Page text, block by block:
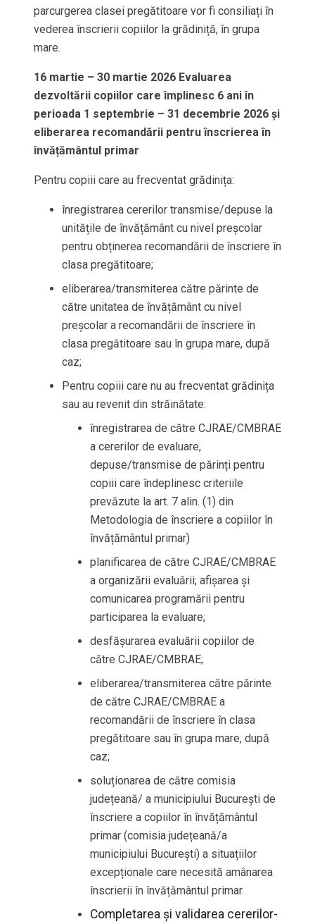
parcurgerea clasei pregătitoare vor fi consiliați în
vederea înscrierii copiilor la grădiniță, în grupa
mare.
16 martie – 30 martie 2026 Evaluarea
dezvoltării copiilor care împlinesc 6 ani în
perioada 1 septembrie – 31 decembrie 2026 și
eliberarea recomandării pentru înscrierea în
învățământul primar
Pentru copiii care au frecventat grădinița:
înregistrarea cererilor transmise/depuse la
unitățile de învățământ cu nivel preșcolar
pentru obținerea recomandării de înscriere în
clasa pregătitoare;
eliberarea/transmiterea către părinte de
către unitatea de învățământ cu nivel
preșcolar a recomandării de înscriere în
clasa pregătitoare sau în grupa mare, după
caz;
Pentru copiii care nu au frecventat grădinița
sau au revenit din străinătate:
înregistrarea de către CJRAE/CMBRAE
a cererilor de evaluare,
depuse/transmise de părinți pentru
copiii care îndeplinesc criteriile
prevăzute la art. 7 alin. (1) din
Metodologia de înscriere a copiilor în
învățământul primar)
planificarea de către CJRAE/CMBRAE
a organizării evaluării; afișarea și
comunicarea programării pentru
participarea la evaluare;
desfășurarea evaluării copiilor de
către CJRAE/CMBRAE;
eliberarea/transmiterea către părinte
de către CJRAE/CMBRAE a
recomandării de înscriere în clasa
pregătitoare sau în grupa mare, după
caz;
soluționarea de către comisia
județeană/ a municipiului București de
înscriere a copiilor în învățământul
primar (comisia județeană/a
municipiului București) a situațiilor
excepționale care necesită amânarea
înscrierii în învățământul primar.
Completarea și validarea cererilor-